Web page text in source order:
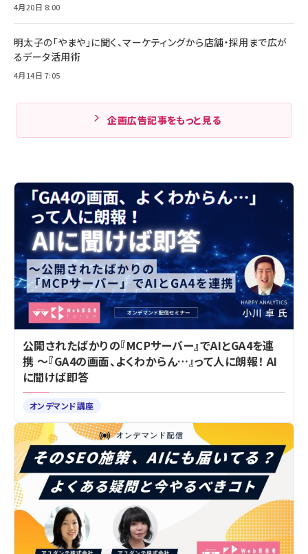
4月20日 8:00
明太子の「やまや」に聞く、マーケティングから店舗・採用まで広が
るデータ活用術
4月14日 7:05
企画広告記事をもっと見る
公開されたばかりの『MCPサーバー』でAIとGA4を連
携 ～『GA4の画面、よくわからん…』って人に朗報！ AI
に聞けば即答
オンデマンド講座